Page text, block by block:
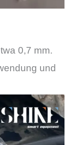
0,7 mm.
und